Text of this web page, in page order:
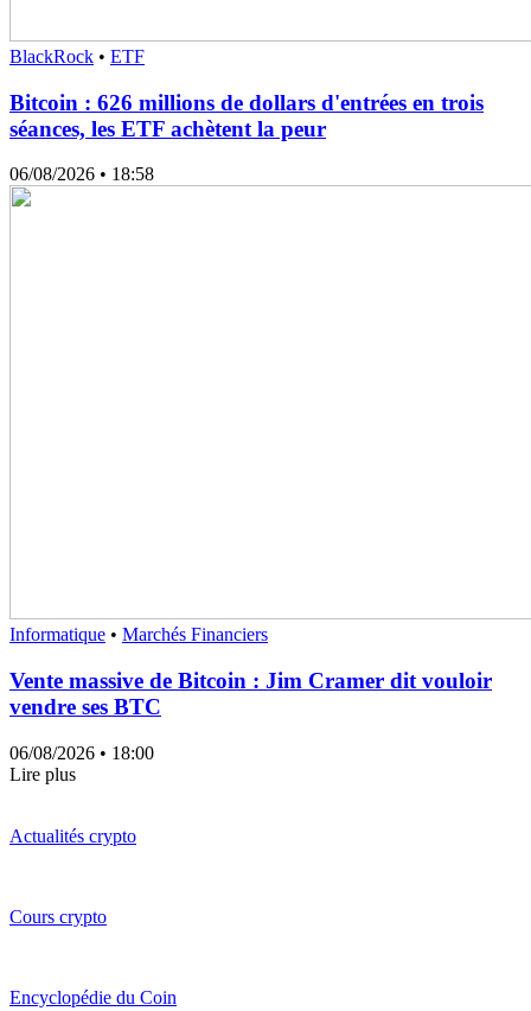
BlackRock • ETF
Bitcoin : 626 millions de dollars d'entrées en trois
séances, les ETF achètent la peur
06/08/2026 • 18:58
Informatique • Marchés Financiers
Vente massive de Bitcoin : Jim Cramer dit vouloir
vendre ses BTC
06/08/2026 • 18:00
Lire plus
Actualités crypto
Cours crypto
Encyclopédie du Coin